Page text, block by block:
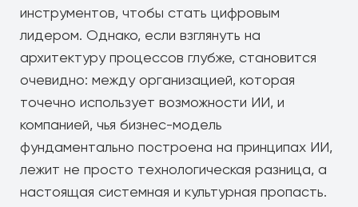
инструментов, чтобы стать цифровым
лидером. Однако, если взглянуть на
архитектуру процессов глубже, становится
очевидно: между организацией, которая
точечно использует возможности ИИ, и
компанией, чья бизнес-модель
фундаментально построена на принципах ИИ,
лежит не просто технологическая разница, а
настоящая системная и культурная пропасть.